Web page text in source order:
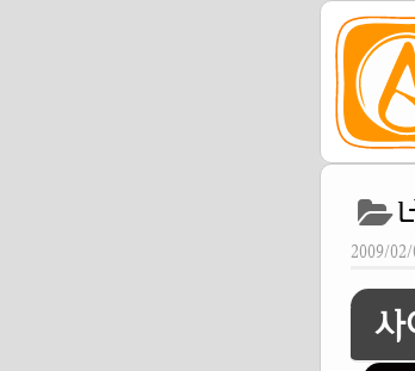
2009/
사